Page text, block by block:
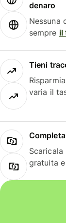
denaro
Nessuna
sempre il
Tieni
varia il
gratuita